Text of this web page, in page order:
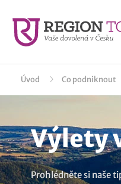
Úvod Co podniknout
Výlety
Prohlédněte si naše